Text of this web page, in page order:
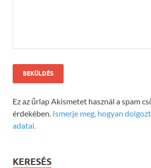
Ez az űrlap Akismetet használ a spam
érdekében. Ismerje meg, hogyan
adatai.
KERESÉS